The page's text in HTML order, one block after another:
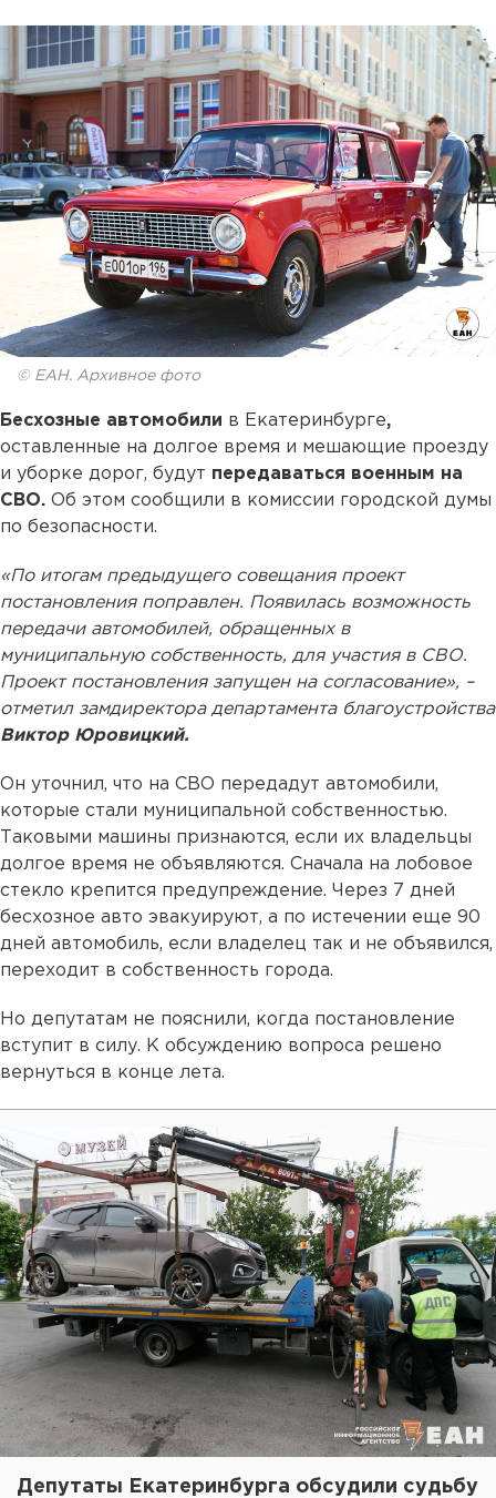
© ЕАН. Архивное фото
Бесхозные автомобили в Екатеринбурге,
оставленные на долгое время и мешающие проезду
и уборке дорог, будут передаваться военным на
СВО. Об этом сообщили в комиссии городской думы
по безопасности.
«По итогам предыдущего совещания проект
постановления поправлен. Появилась возможность
передачи автомобилей, обращенных в
муниципальную собственность, для участия в СВО.
Проект постановления запущен на согласование», –
отметил замдиректора департамента благоустройства
Виктор Юровицкий.
Он уточнил, что на СВО передадут автомобили,
которые стали муниципальной собственностью.
Таковыми машины признаются, если их владельцы
долгое время не объявляются. Сначала на лобовое
стекло крепится предупреждение. Через 7 дней
бесхозное авто эвакуируют, а по истечении еще 90
дней автомобиль, если владелец так и не объявился,
переходит в собственность города.
Но депутатам не пояснили, когда постановление
вступит в силу. К обсуждению вопроса решено
вернуться в конце лета.
Депутаты Екатеринбурга обсудили судьбу